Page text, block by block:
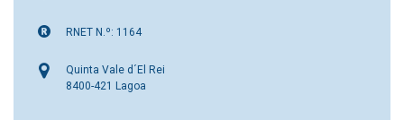
RNET N.º: 1164
Quinta Vale d´El Rei
8400-421 Lagoa